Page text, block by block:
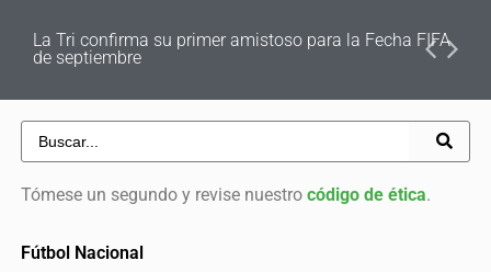
La Tri confirma su primer amistoso para la Fecha FIFA
de septiembre
Tómese un segundo y revise nuestro código de ética.
Fútbol Nacional